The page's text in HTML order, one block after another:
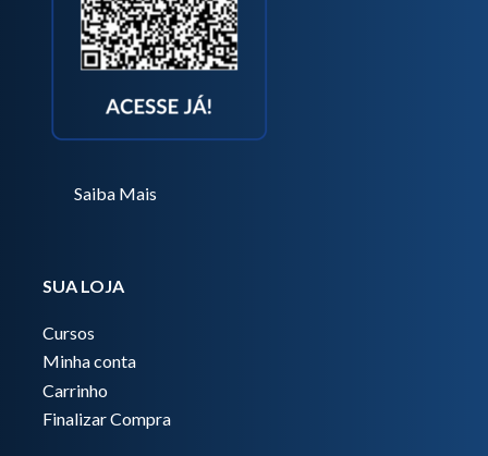
Saiba Mais
SUA LOJA
Cursos
Minha conta
Carrinho
Finalizar Compra